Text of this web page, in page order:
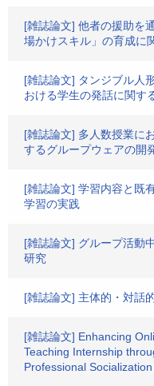
[雑誌論文] 他者の援助を
場かけスキル」の育成に
[雑誌論文] タンジブル人
おける学生の発話に関す
[雑誌論文] 多人数授業に
するグループウェアの開
[雑誌論文] 学習内容と既
学習の実践
[雑誌論文] グループ活動
研究
[雑誌論文] 主体的・対話
[雑誌論文] Enhancing
Teaching Internship
Professional Socialization